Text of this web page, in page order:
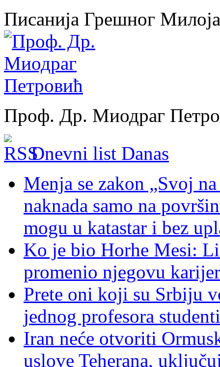
Писанија Грешног Милоја
Проф. Др. Миодраг
Dnevni list Danas
Menja se zakon „Svoj
naknada samo na
mogu u katastar i bez
Ko je bio Horhe Mesi:
promenio njegovu
Prete oni koji su Srbiju
jednog profesora
Iran neće otvoriti
uslove Teherana,